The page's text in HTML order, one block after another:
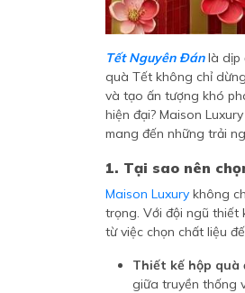
Tết Nguyên Đánlà dịp
quà Tết không chỉ
và tạo ấn tượng khó
hiện đại? Maison
mang đến những trải
1. Tại sao nên
Maison Luxury không
trọng. Với đội ngũ thiết
từ việc chọn chất liệu
Thiết kế hộp quà
giữa truyền thống